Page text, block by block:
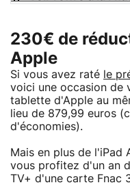
230€ de
Apple
Si vous avez raté le
voici une occasion de
tablette d'Apple au
lieu de 879,99 euros
d'économies).
Mais en plus de l'iPad
vous profitez d'un an
TV+ d'une carte Fnac